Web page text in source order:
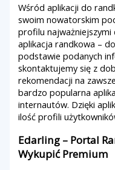
Wśród aplikacji do
swoim nowatorskim
profilu najważniejszymi
aplikacja randkowa –
podstawie podanych
skontaktujemy się z
rekomendacji na
bardzo popularna
internautów. Dzięki
ilość profili
Edarling – Portal
Wykupić Premium